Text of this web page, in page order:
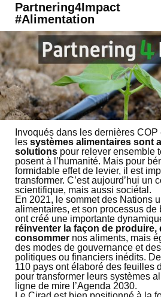
Partnering4Impact
#Alimentation
Invoqués dans les dernières
les systèmes alimentaires sont
solutions pour relever ensemble
posent à l’humanité. Mais pour
formidable effet de levier, il est
transformer. C’est aujourd’hui un
scientifique, mais aussi sociétal.
En 2021, le sommet des Nations
alimentaires, et son processus de
ont créé une importante
réinventer la façon de produire,
consommer nos aliments, mais
des modes de gouvernance et
politiques ou financiers inédits.
110 pays ont élaboré des feuilles
pour transformer leurs systèmes
ligne de mire l’Agenda 2030.